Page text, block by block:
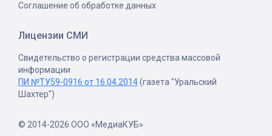
Соглашение об обработке данных
Лицензии СМИ
Свидетельство о регистрации средства массовой
информации
ПИ №ТУ59-0916 от 16.04.2014(газета "Уральский
Шахтер")
© 2014-2026 ООО «МедиаКУБ»